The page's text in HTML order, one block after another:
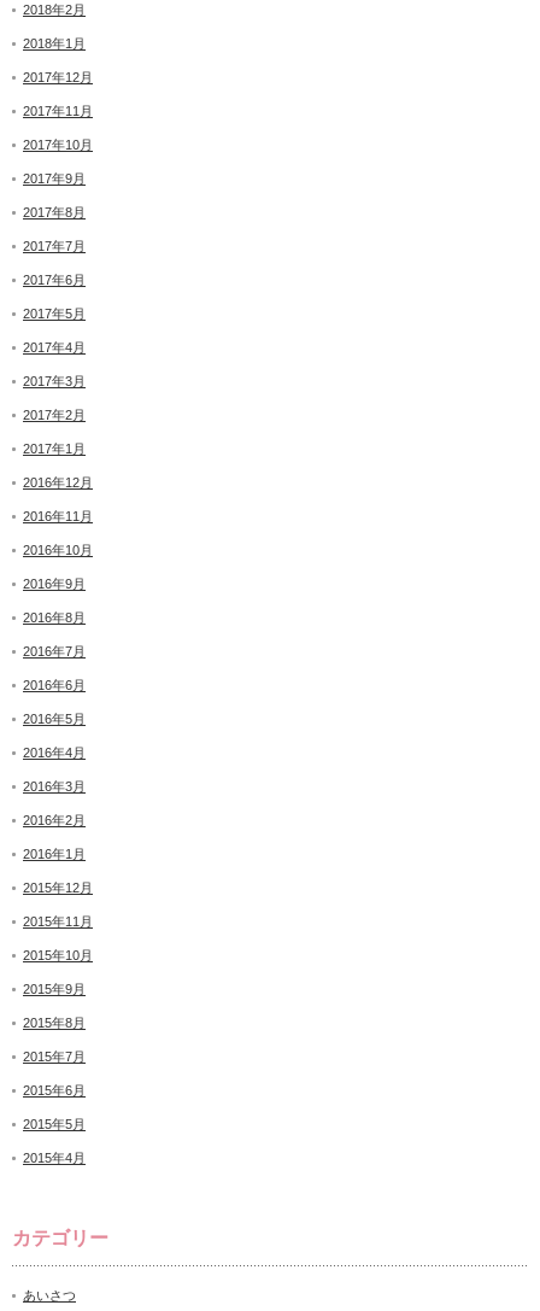
2018年2月
2018年1月
2017年12月
2017年11月
2017年10月
2017年9月
2017年8月
2017年7月
2017年6月
2017年5月
2017年4月
2017年3月
2017年2月
2017年1月
2016年12月
2016年11月
2016年10月
2016年9月
2016年8月
2016年7月
2016年6月
2016年5月
2016年4月
2016年3月
2016年2月
2016年1月
2015年12月
2015年11月
2015年10月
2015年9月
2015年8月
2015年7月
2015年6月
2015年5月
2015年4月
カテゴリー
あいさつ